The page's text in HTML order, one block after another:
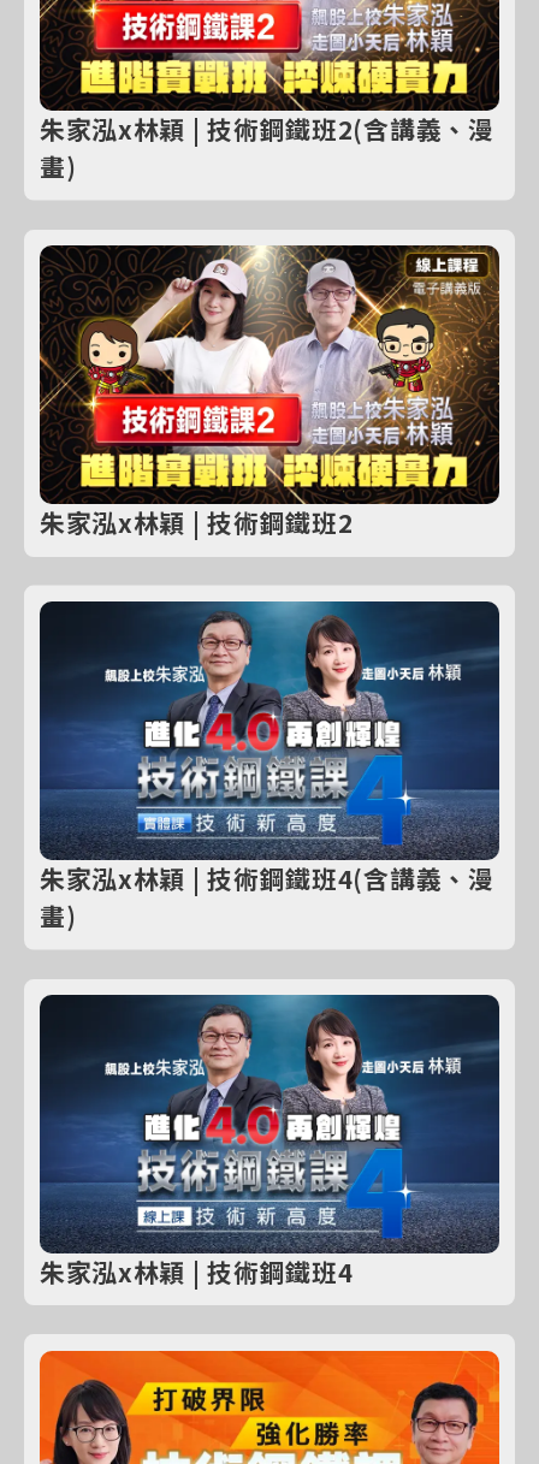
朱家泓x林穎 | 技術鋼鐵班2(含講義、漫
畫)
朱家泓x林穎 | 技術鋼鐵班2
朱家泓x林穎 | 技術鋼鐵班4(含講義、漫
畫)
朱家泓x林穎 | 技術鋼鐵班4
購買線上課程